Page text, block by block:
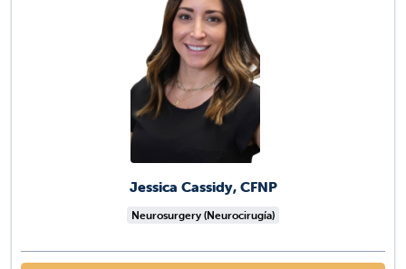
Jessica Cassidy, CFNP
Neurosurgery (Neurocirugía)